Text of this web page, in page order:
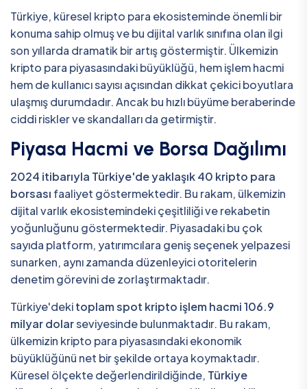
Türkiye, küresel kripto para ekosisteminde önemli bir
konuma sahip olmuş ve bu dijital varlık sınıfına olan ilgi
son yıllarda dramatik bir artış göstermiştir. Ülkemizin
kripto para piyasasındaki büyüklüğü, hem işlem hacmi
hem de kullanıcı sayısı açısından dikkat çekici boyutlara
ulaşmış durumdadır. Ancak bu hızlı büyüme beraberinde
ciddi riskler ve skandalları da getirmiştir.
Piyasa Hacmi ve Borsa Dağılımı
2024 itibarıyla Türkiye'de yaklaşık 40 kripto para
borsası faaliyet göstermektedir. Bu rakam, ülkemizin
dijital varlık ekosistemindeki çeşitliliği ve rekabetin
yoğunluğunu göstermektedir. Piyasadaki bu çok
sayıda platform, yatırımcılara geniş seçenek yelpazesi
sunarken, aynı zamanda düzenleyici otoritelerin
denetim görevini de zorlaştırmaktadır.
Türkiye'dekitoplam spot kripto işlem hacmi 106.9
milyar dolarseviyesinde bulunmaktadır. Bu rakam,
ülkemizin kripto para piyasasındaki ekonomik
büyüklüğünü net bir şekilde ortaya koymaktadır.
Küresel ölçekte değerlendirildiğinde, Türkiye